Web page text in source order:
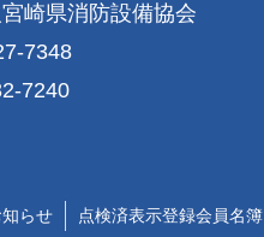
崎県消防設備協会
7348
7240
知らせ 点検済表示登録会員名簿